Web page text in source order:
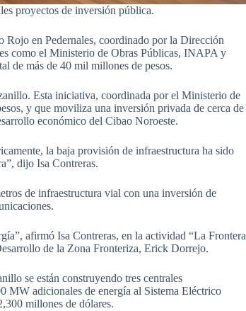
proyectos de inversión pública.
Rojo en Pedernales, coordinado por la Dirección
como el Ministerio de Obras Públicas, INAPA y
de más de 40 mil millones de pesos.
Esta iniciativa, coordinada por el Ministerio de
y que moviliza una inversión privada de cerca de
económico del Cibao Noroeste.
la baja provisión de infraestructura ha sido
dijo Isa Contreras.
de infraestructura vial con una inversión de
afirmó Isa Contreras, en la actividad “La Frontera
de la Zona Fronteriza, Erick Dorrejo.
se están construyendo tres centrales
MW adicionales de energía al Sistema Eléctrico
millones de dólares.